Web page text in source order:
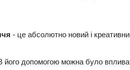
- це абсолютно новий і
допомогою можна було